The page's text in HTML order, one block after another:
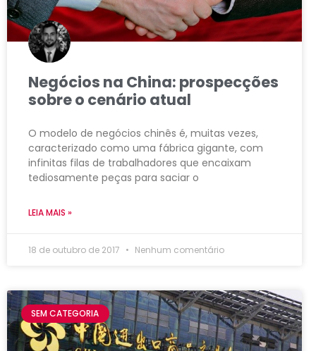
Negócios na China: prospecções
sobre o cenário atual
O modelo de negócios chinês é, muitas vezes,
caracterizado como uma fábrica gigante, com
infinitas filas de trabalhadores que encaixam
tediosamente peças para saciar o
LEIA MAIS »
18 de outubro de 2017 Nenhum comentário
SEM CATEGORIA